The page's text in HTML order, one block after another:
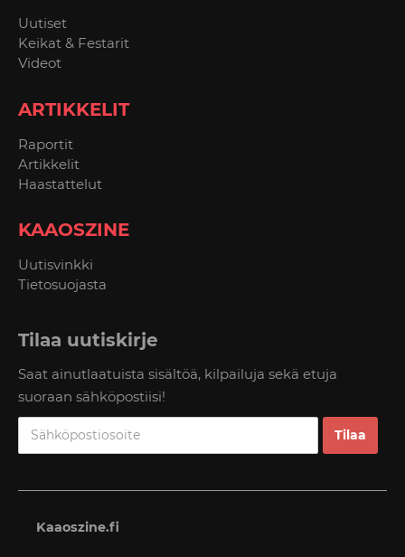
Uutiset
Keikat & Festarit
Videot
ARTIKKELIT
Raportit
Artikkelit
Haastattelut
KAAOSZINE
Uutisvinkki
Tietosuojasta
Tilaa uutiskirje
Saat ainutlaatuista sisältöä, kilpailuja sekä etuja
suoraan sähköpostiisi!
Kaaoszine.fi